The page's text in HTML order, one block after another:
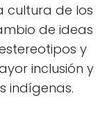
cultura de los
de ideas
y
inclusión y
indígenas.